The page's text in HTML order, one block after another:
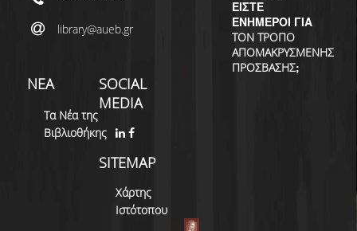
ΕΙΣΤΕ
ΕΝΗΜΕΡΟΙ ΓΙΑ
ΤΟΝ ΤΡΟΠΟ
ΑΠΟΜΑΚΡΥΣΜΕΝΗΣ
ΠΡΟΣΒΑΣΗΣ;
library@aueb.gr
ΝΕΑ
Τα Νέα της
Βιβλιοθήκης
SOCIAL
MEDIA
SITEMAP
Χάρτης
Ιστότοπου